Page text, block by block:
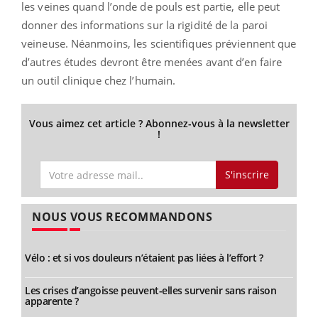
les veines quand l’onde de pouls est partie, elle peut
donner des informations sur la rigidité de la paroi
veineuse. Néanmoins, les scientifiques préviennent que
d’autres études devront être menées avant d’en faire
un outil clinique chez l’humain.
Vous aimez cet article ? Abonnez-vous à la newsletter
!
S'inscrire
NOUS VOUS RECOMMANDONS
Vélo : et si vos douleurs n’étaient pas liées à l’effort ?
Les crises d’angoisse peuvent-elles survenir sans raison
apparente ?